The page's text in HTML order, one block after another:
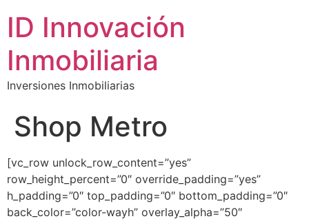
ID Innovación
Inmobiliaria
Inversiones Inmobiliarias
Shop Metro
[vc_row unlock_row_content=”yes”
row_height_percent=”0″ override_padding=”yes”
h_padding=”0″ top_padding=”0″ bottom_padding=”0″
back_color=”color-wayh” overlay_alpha=”50″